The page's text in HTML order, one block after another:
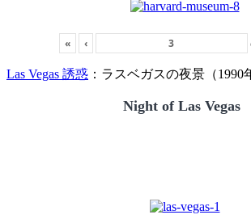
« ‹
Las Vegas 誘惑 ：ラスベガスの夜景（1990
Night of Las Vegas